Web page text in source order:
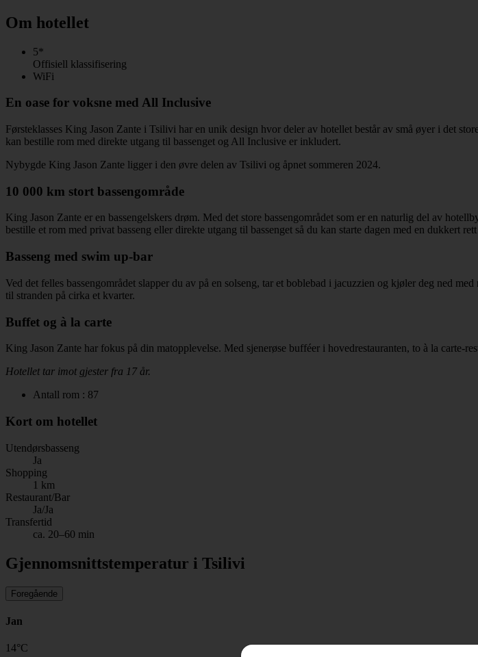
Om hotellet
5*
Offisiell klassifisering
WiFi
En oase for voksne med All Inclusive
Førsteklasses King Jason Zante i Tsilivi har en unik design hvor deler av hotellet består av små øyer i det
kan bestille rom med direkte utgang til bassenget og All Inclusive er inkludert.
Nybygde King Jason Zante ligger i den øvre delen av Tsilivi og åpnet sommeren 2024.
10 000 km stort bassengområde
King Jason Zante er en bassengelskers drøm. Med det store bassengområdet som er en naturlig del av
bestille et rom med privat basseng eller direkte utgang til bassenget så du kan starte dagen med en dukkert
Basseng med swim up-bar
Ved det felles bassengområdet slapper du av på en solseng, tar et boblebad i jacuzzien og kjøler deg ned
til stranden på cirka et kvarter.
Buffet og à la carte
King Jason Zante har fokus på din matopplevelse. Med sjenerøse bufféer i hovedrestauranten, to à la
Hotellet tar imot gjester fra 17 år.
Antall rom : 87
Kort om hotellet
Utendørsbasseng
Ja
Shopping
1 km
Restaurant/Bar
Ja/Ja
Transfertid
ca. 20–60 min
Gjennomsnittstemperatur i Tsilivi
Foregående
Jan
14°C